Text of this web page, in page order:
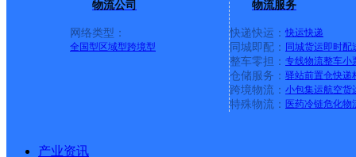
物流公司
网络类型：
全国型 区域型跨境型
物流服务
快递快运： 快运快递
同城即配： 同城货运即时配
整车零担： 专线物流整车小
仓储服务： 驿站前置仓快递
跨境物流： 小包集运航空货
特殊物流： 医药冷链危化物
产业资讯